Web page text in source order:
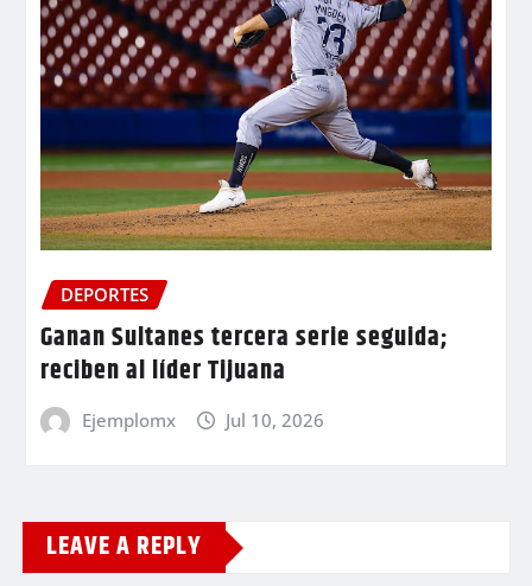
DEPORTES
Ganan Sultanes tercera serie seguida;
reciben al líder Tijuana
Ejemplomx Jul 10, 2026
LEAVE A REPLY